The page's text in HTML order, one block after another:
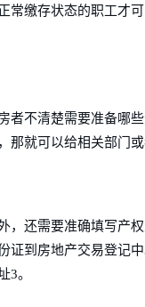
常缴存状态的职工才
者不清楚需要准备哪
那就可以给相关部门
，还需要准确填写产
证到房地产交易登记
3。